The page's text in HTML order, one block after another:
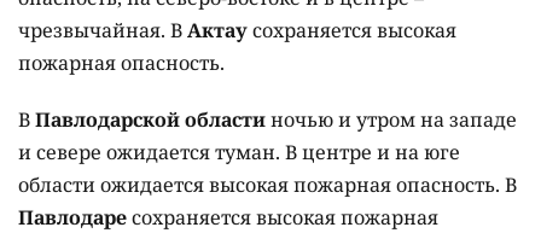
чрезвычайная. ВАктаусохраняется высокая
пожарная опасность.
ВПавлодарской областиночью и утром на западе
и севере ожидается туман. В центре и на юге
области ожидается высокая пожарная опасность. В
Павлодаресохраняется высокая пожарная